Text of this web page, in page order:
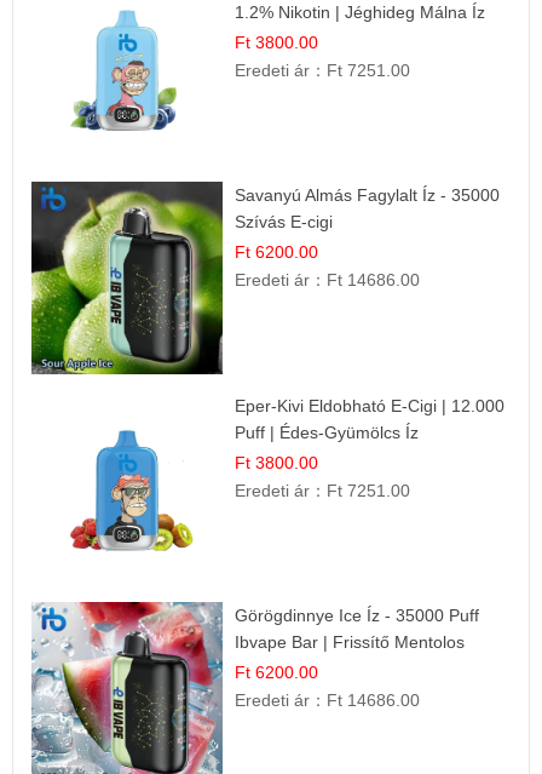
1.2% Nikotin | Jéghideg Málna Íz
Ft 3800.00
Eredeti ár： Ft 7251.00
Savanyú Almás Fagylalt Íz - 35000
Szívás E-cigi
Ft 6200.00
Eredeti ár： Ft 14686.00
Eper-Kivi Eldobható E-Cigi | 12.000
Puff | Édes-Gyümölcs Íz
Ft 3800.00
Eredeti ár： Ft 7251.00
Görögdinnye Ice Íz - 35000 Puff
Ibvape Bar | Frissítő Mentolos
Élmény!
Ft 6200.00
Eredeti ár： Ft 14686.00